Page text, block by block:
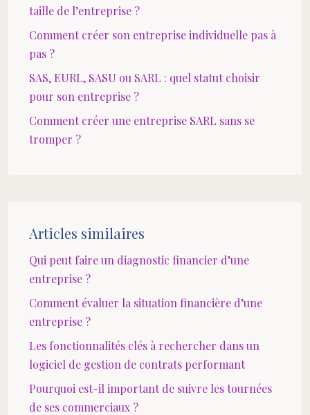
taille de l’entreprise ?
Comment créer son entreprise individuelle pas à
pas ?
SAS, EURL, SASU ou SARL : quel statut choisir
pour son entreprise ?
Comment créer une entreprise SARL sans se
tromper ?
Articles similaires
Qui peut faire un diagnostic financier d’une
entreprise ?
Comment évaluer la situation financière d’une
entreprise ?
Les fonctionnalités clés à rechercher dans un
logiciel de gestion de contrats performant
Pourquoi est-il important de suivre les tournées
de ses commerciaux ?